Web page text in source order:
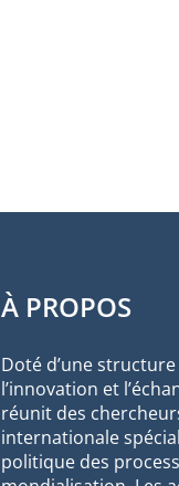
À PROPOS
Doté d’une
l’innovation et
réunit des
internationale
politique des